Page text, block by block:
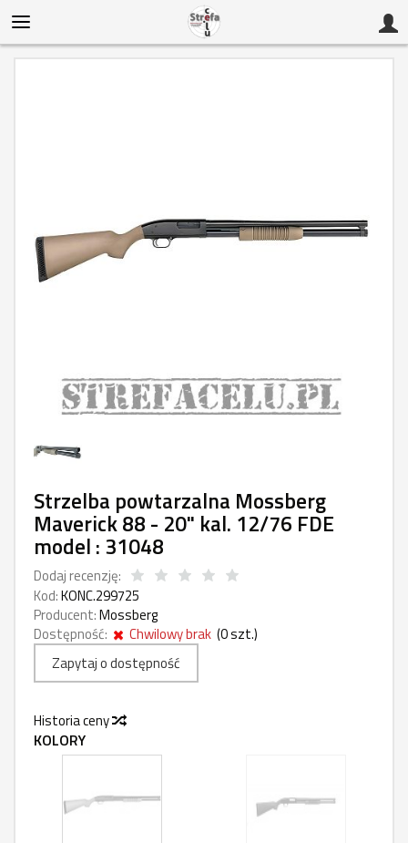
Strzelba powtarzalna Mossberg
Maverick 88 - 20" kal. 12/76 FDE
model : 31048
Dodaj recenzję:
Kod:KONC.299725
Producent:Mossberg
Dostępność:
Chwilowy brak (0szt.)
Zapytaj o dostępność
Historia ceny
KOLORY